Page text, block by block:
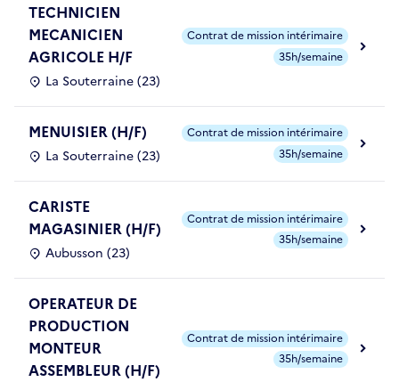
TECHNICIEN
MECANICIEN
AGRICOLE H/F
La Souterraine (23)
Contrat de mission intérimaire
35h/semaine
MENUISIER (H/F)
La Souterraine (23)
Contrat de mission intérimaire
35h/semaine
CARISTE
MAGASINIER (H/F)
Aubusson (23)
Contrat de mission intérimaire
35h/semaine
OPERATEUR DE
PRODUCTION
MONTEUR
ASSEMBLEUR (H/F)
Contrat de mission intérimaire
35h/semaine